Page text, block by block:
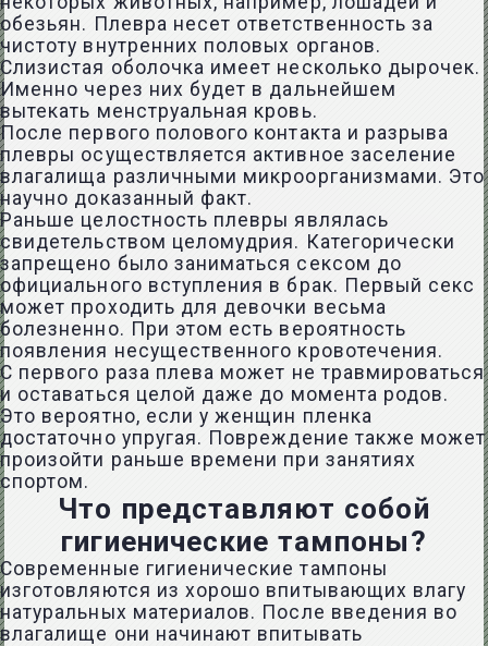
обезьян. Плевра несет ответственность за
чистоту внутренних половых органов.
Слизистая оболочка имеет несколько дырочек.
Именно через них будет в дальнейшем
вытекать менструальная кровь.
После первого полового контакта и разрыва
плевры осуществляется активное заселение
влагалища различными микроорганизмами. Это
научно доказанный факт.
Раньше целостность плевры являлась
свидетельством целомудрия. Категорически
запрещено было заниматься сексом до
официального вступления в брак. Первый секс
может проходить для девочки весьма
болезненно. При этом есть вероятность
появления несущественного кровотечения.
С первого раза плева может не травмироваться
и оставаться целой даже до момента родов.
Это вероятно, если у женщин пленка
достаточно упругая. Повреждение также может
произойти раньше времени при занятиях
спортом.
Что представляют собой
гигиенические тампоны?
Современные гигиенические тампоны
изготовляются из хорошо впитывающих влагу
натуральных материалов. После введения во
влагалище они начинают впитывать